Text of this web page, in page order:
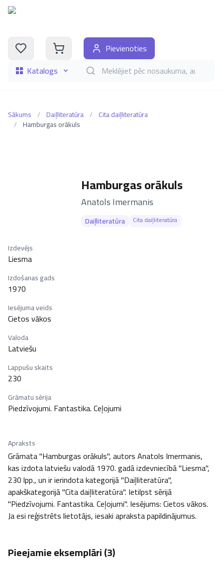
Katalogs Meklēt grāmatas pēc nosaukuma, autora,
Pievienoties
Sākums / Daiļliteratūra / Cita daiļliteratūra
/ Hamburgas orākuls
Hamburgas orākuls
–
Anatols Imermanis
Daiļliteratūra Cita daiļliteratūra
Izdevējs
Liesma
Izdošanas gads
1970
Iesējuma veids
Cietos vākos
Valoda
Latviešu
Lappušu skaits
230
Grāmatu sērija
Piedzīvojumi. Fantastika. Ceļojumi
Apraksts
Grāmata "Hamburgas orākuls", autors Anatols Imermanis,
kas izdota latviešu valodā 1970. gadā izdevniecībā "Liesma",
230 lpp., un ir ierindota kategorijā "Daiļliteratūra",
apakškategorijā "Cita daiļliteratūra". Ietilpst sērijā
"Piedzīvojumi. Fantastika. Ceļojumi". Iesējums: Cietos vākos.
Ja esi reģistrēts lietotājs, iesaki apraksta papildinājumus.
Pieejamie eksemplāri (3)